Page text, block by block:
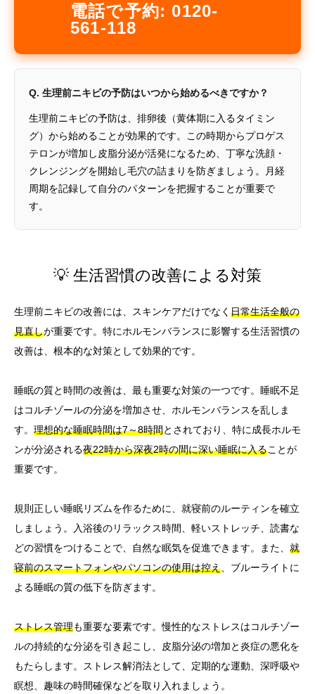
電話で予約: 0120-
561-118
Q. 生理前ニキビの予防はいつから始めるべきですか？
生理前ニキビの予防は、排卵後（黄体期に入るタイミン
グ）から始めることが効果的です。この時期からプロゲス
テロンが増加し皮脂分泌が活発になるため、丁寧な洗顔・
クレンジングを開始し毛穴の詰まりを防ぎましょう。月経
周期を記録して自分のパターンを把握することが重要で
す。
💡 生活習慣の改善による対策
生理前ニキビの改善には、スキンケアだけでなく 日常生活全般の
見直しが重要です。特にホルモンバランスに影響する生活習慣の
改善は、根本的な対策として効果的です。
睡眠の質と時間の改善は、最も重要な対策の一つです。睡眠不足
はコルチゾールの分泌を増加させ、ホルモンバランスを乱しま
す。 理想的な睡眠時間は7～8時間とされており、特に成長ホルモ
ンが分泌される夜22時から深夜2時の間に深い睡眠に入ることが
重要です。
規則正しい睡眠リズムを作るために、就寝前のルーティンを確立
しましょう。入浴後のリラックス時間、軽いストレッチ、読書な
どの習慣をつけることで、自然な眠気を促進できます。また、 就
寝前のスマートフォンやパソコンの使用は控え、ブルーライトに
よる睡眠の質の低下を防ぎます。
ストレス管理も重要な要素です。慢性的なストレスはコルチゾー
ルの持続的な分泌を引き起こし、皮脂分泌の増加と炎症の悪化を
もたらします。ストレス解消法として、定期的な運動、深呼吸や
瞑想、趣味の時間確保などを取り入れましょう。